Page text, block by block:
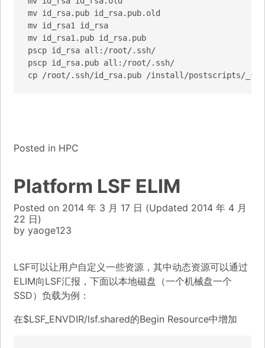
mv id_rsa.pub id_rsa.pub.old
mv id_rsa1 id_rsa
mv id_rsa1.pub id_rsa.pub
pscp id_rsa all:/root/.ssh/
pscp id_rsa.pub all:/root/.ssh/
cp /root/.ssh/id_rsa.pub /install/postscripts/_ssh/
Posted in HPC
Platform LSF ELIM
Posted on 2014 年 3 月 17 日 (Updated 2014 年 4 月
22 日)
by yaoge123
LSF可以让用户自定义一些资源，其中动态资源可以通过
ELIM向LSF汇报，下面以本地磁盘（一个机械盘一个
SSD）负载为例：
在$LSF_ENVDIR/lsf.shared的Begin Resource中增加